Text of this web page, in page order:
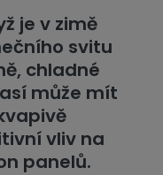
je v zimě
svitu
chladné
může mít
vliv na
panelů.